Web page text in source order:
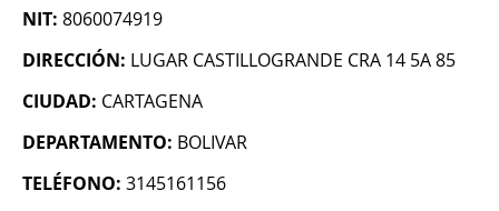
NIT: 8060074919
DIRECCIÓN: LUGAR CASTILLOGRANDE CRA 14 5A 85
CIUDAD: CARTAGENA
DEPARTAMENTO: BOLIVAR
TELÉFONO: 3145161156